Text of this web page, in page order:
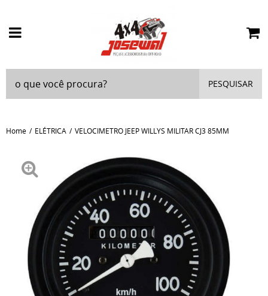
PESQUISAR
Home ELÉTRICA VELOCIMETRO JEEP WILLYS MILITAR CJ3 85MM